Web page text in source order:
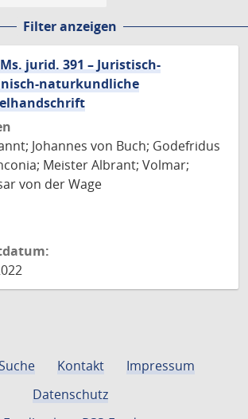
Filter anzeigen
jurid. 391 – Juristisch-
naturkundliche
Johannes von Buch; Godefridus
Meister Albrant; Volmar;
von der Wage
Kontakt
Impressum
Datenschutz